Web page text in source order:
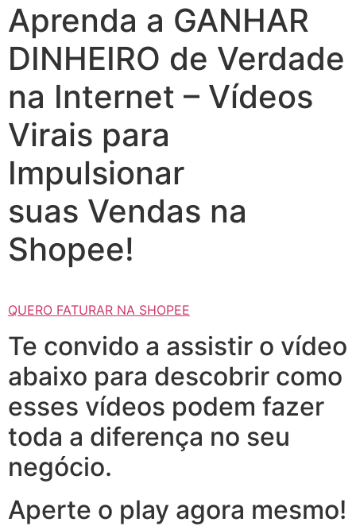
Aprenda a GANHAR
DINHEIRO de Verdade
na Internet – Vídeos
Virais para
Impulsionar
suas Vendas na
Shopee!
QUERO FATURAR NA SHOPEE
Te convido a assistir o vídeo
abaixo para descobrir como
esses vídeos podem fazer
toda a diferença no seu
negócio.
Aperte o play agora mesmo!